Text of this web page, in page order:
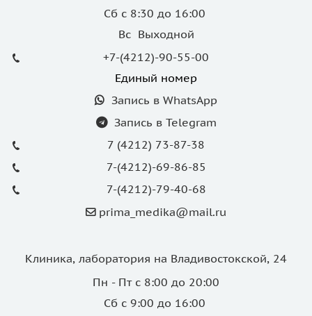
Сб с 8:30 до 16:00
Вс Выходной
+7-(4212)-90-55-00
Единый номер
Запись в WhatsApp
Запись в Telegram
7 (4212) 73-87-38
7-(4212)-69-86-85
7-(4212)-79-40-68
prima_medika@mail.ru
Клиника, лаборатория на Владивостокской, 24
Пн - Пт с 8:00 до 20:00
Сб с 9:00 до 16:00